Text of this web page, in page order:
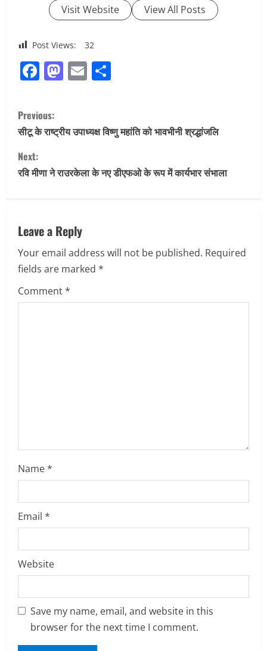
Visit Website View All Posts
Post Views: 32
Facebook
Mastodon
Email
C
o
n
t
n
u
e
R
g
Previous:
सीटू के राष्ट्रीय उपाध्यक्ष विष्णु महांति को भावभीनी श्रद्धांजलि
Next:
रवि मीणा ने राउरकेला के नए डीएफओ के रूप में कार्यभार संभाला
Leave a Reply
Your email address will not be published. Required
fields are marked *
Comment*
Name*
Email *
Website
Save my name, email, and website in this
browser for the next time I comment.